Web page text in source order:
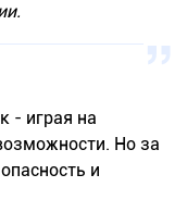
- играя на
Но за
и